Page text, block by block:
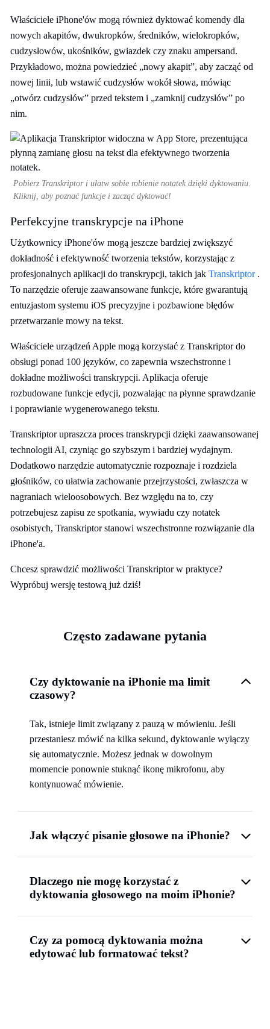
Właściciele iPhone'ów mogą również dyktować komendy dla
nowych akapitów, dwukropków, średników, wielokropków,
cudzysłowów, ukośników, gwiazdek czy znaku ampersand.
Przykładowo, można powiedzieć „nowy akapit”, aby zacząć od
nowej linii, lub wstawić cudzysłów wokół słowa, mówiąc
„otwórz cudzysłów” przed tekstem i „zamknij cudzysłów” po
nim.
Pobierz Transkriptor i ułatw sobie robienie notatek dzięki dyktowaniu.
Kliknij, aby poznać funkcje i zacząć dyktować!
Perfekcyjne transkrypcje na iPhone
Użytkownicy iPhone'ów mogą jeszcze bardziej zwiększyć
dokładność i efektywność tworzenia tekstów, korzystając z
profesjonalnych aplikacji do transkrypcji, takich jak Transkriptor.
To narzędzie oferuje zaawansowane funkcje, które gwarantują
entuzjastom systemu iOS precyzyjne i pozbawione błędów
przetwarzanie mowy na tekst.
Właściciele urządzeń Apple mogą korzystać z Transkriptor do
obsługi ponad 100 języków, co zapewnia wszechstronne i
dokładne możliwości transkrypcji. Aplikacja oferuje
rozbudowane funkcje edycji, pozwalając na płynne sprawdzanie
i poprawianie wygenerowanego tekstu.
Transkriptor upraszcza proces transkrypcji dzięki zaawansowanej
technologii AI, czyniąc go szybszym i bardziej wydajnym.
Dodatkowo narzędzie automatycznie rozpoznaje i rozdziela
głośników, co ułatwia zachowanie przejrzystości, zwłaszcza w
nagraniach wieloosobowych. Bez względu na to, czy
potrzebujesz zapisu ze spotkania, wywiadu czy notatek
osobistych, Transkriptor stanowi wszechstronne rozwiązanie dla
iPhone'a.
Chcesz sprawdzić możliwości Transkriptor w praktyce?
Wypróbuj wersję testową już dziś!
Często zadawane pytania
Czy dyktowanie na iPhonie ma limit
czasowy?
Tak, istnieje limit związany z pauzą w mówieniu. Jeśli
przestaniesz mówić na kilka sekund, dyktowanie wyłączy
się automatycznie. Możesz jednak w dowolnym
momencie ponownie stuknąć ikonę mikrofonu, aby
kontynuować mówienie.
Jak włączyć pisanie głosowe na iPhonie?
Dlaczego nie mogę korzystać z
dyktowania głosowego na moim iPhonie?
Czy za pomocą dyktowania można
edytować lub formatować tekst?